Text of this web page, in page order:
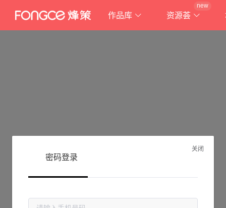
作品库 资源荟
new
抱歉!
关闭
密码登录